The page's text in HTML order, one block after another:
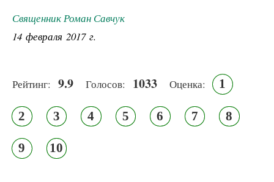
Священник Роман Савчук
14 февраля 2017 г.
Рейтинг: 9.9 Голосов: 1033 Оценка: 1
2 3 4 5 6 7 8
9 10